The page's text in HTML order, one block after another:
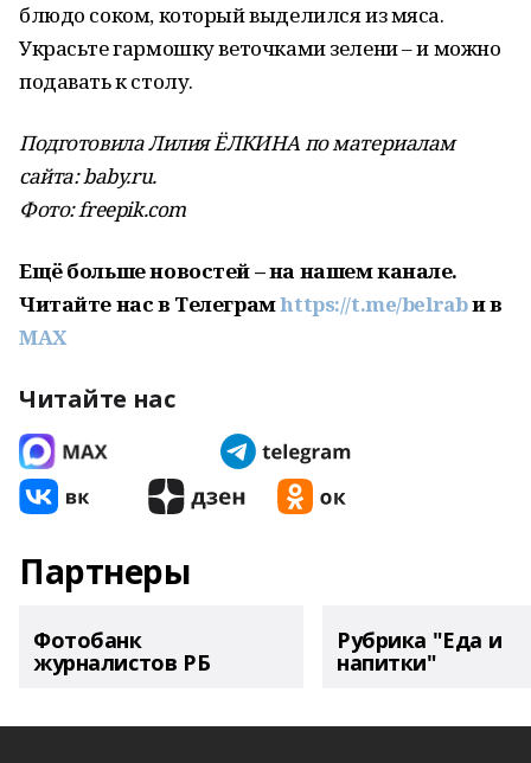
блюдо соком, который выделился из мяса.
Украсьте гармошку веточками зелени – и можно
подавать к столу.
Подготовила Лилия ЁЛКИНА по материалам
сайта: baby.ru.
Фото: freepik.com
Ещё больше новостей – на нашем канале.
Читайте нас в Телеграмhttps://t.me/belrabи в
MAX
Читайте нас
Партнеры
Фотобанк
журналистов РБ
Рубрика "Еда и
напитки"